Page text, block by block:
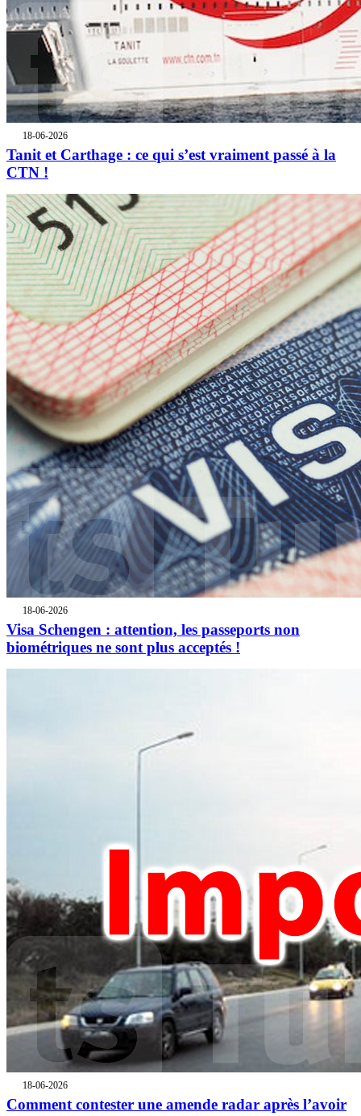
18-06-2026
Tanit et Carthage : ce qui s’est vraiment passé à la
CTN !
18-06-2026
Visa Schengen : attention, les passeports non
biométriques ne sont plus acceptés !
18-06-2026
Comment contester une amende radar après l’avoir